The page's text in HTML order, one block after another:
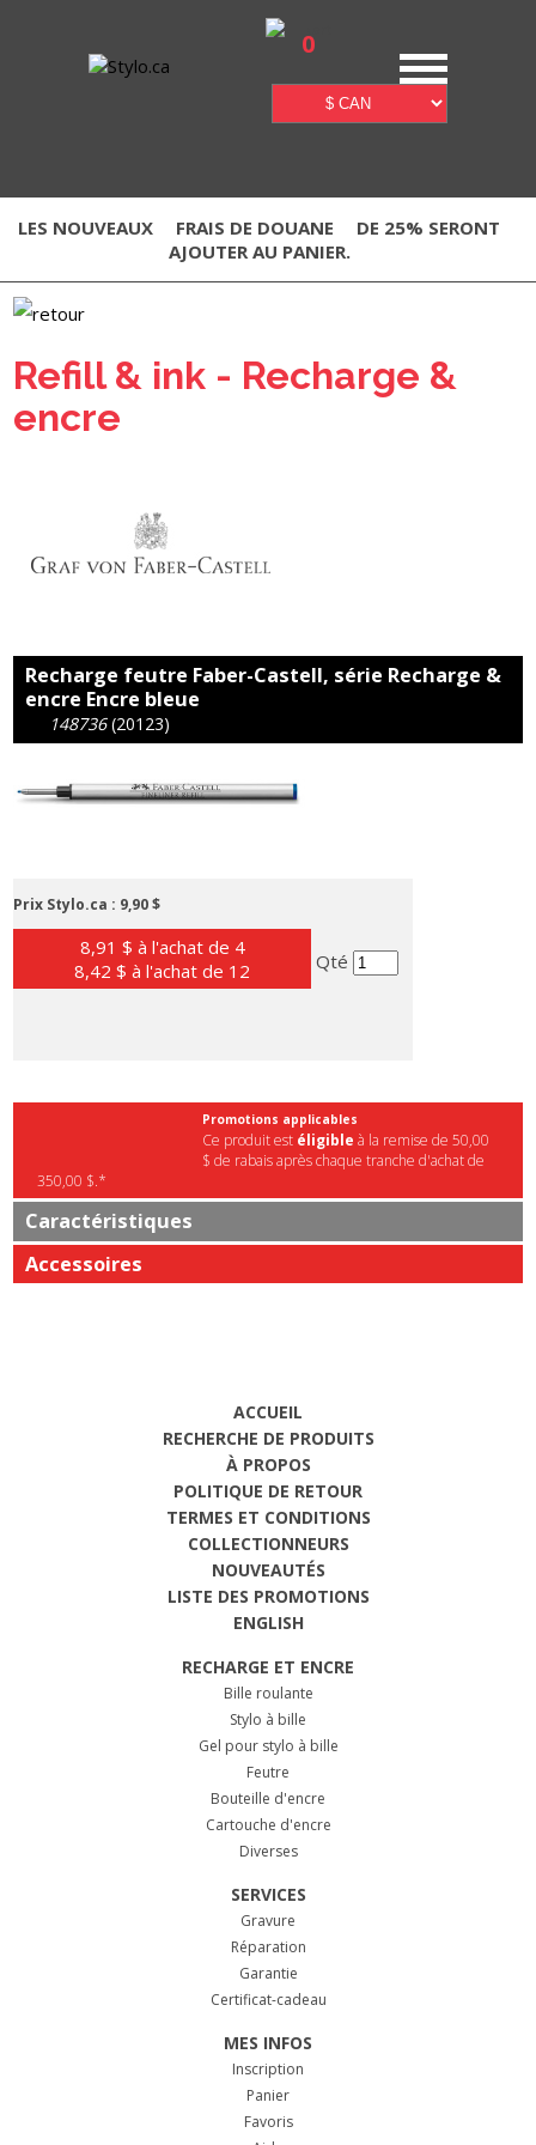
0
LES NOUVEAUX FRAIS DE DOUANE
DE 25% SERONT
AJOUTER AU PANIER.
Refill & ink - Recharge &
encre
Recharge feutre Faber-Castell, série Recharge &
encre Encre bleue
148736 (20123)
Prix Stylo.ca : 9,90 $
8,91 $ à l'achat de 4
8,42 $ à l'achat de 12
Qté
Promotions applicables
Ce produit est éligible à la remise de 50,00
$ de rabais après chaque tranche d'achat de
350,00 $.*
Caractéristiques
Accessoires
ACCUEIL
RECHERCHE DE PRODUITS
À PROPOS
POLITIQUE DE RETOUR
TERMES ET CONDITIONS
COLLECTIONNEURS
NOUVEAUTÉS
LISTE DES PROMOTIONS
ENGLISH
RECHARGE ET ENCRE
Bille roulante
Stylo à bille
Gel pour stylo à bille
Feutre
Bouteille d'encre
Cartouche d'encre
Diverses
SERVICES
Gravure
Réparation
Garantie
Certificat-cadeau
MES INFOS
Inscription
Panier
Favoris